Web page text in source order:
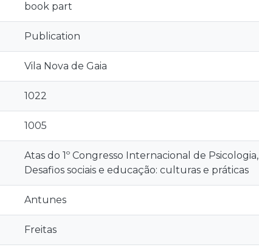
book part
Publication
Vila Nova de Gaia
1022
1005
Atas do 1º Congresso Internacional de
Desafios sociais e educação: culturas e práticas
Antunes
Freitas